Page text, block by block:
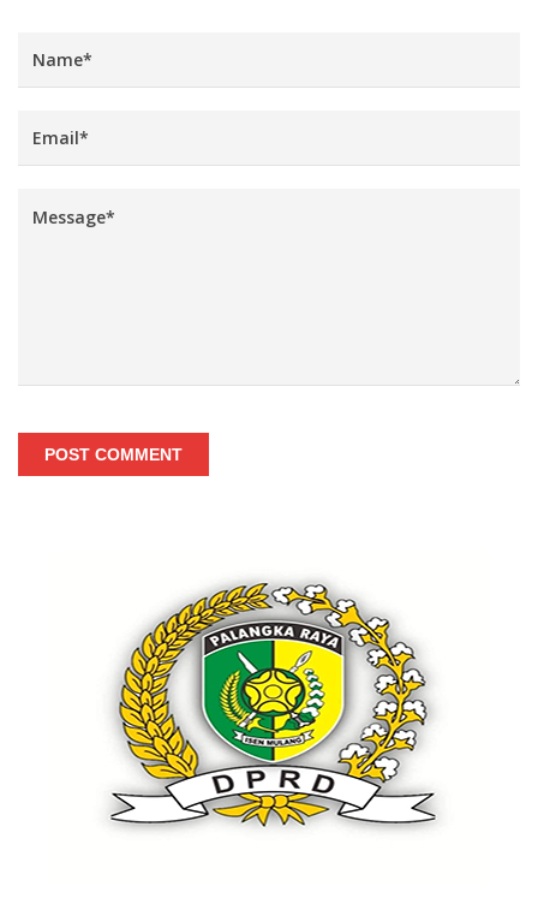
POST COMMENT